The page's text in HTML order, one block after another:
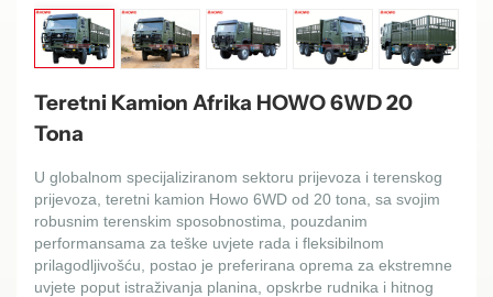
Teretni Kamion Afrika HOWO 6WD 20
Tona
U globalnom specijaliziranom sektoru prijevoza i terenskog
prijevoza, teretni kamion Howo 6WD od 20 tona, sa svojim
robusnim terenskim sposobnostima, pouzdanim
performansama za teške uvjete rada i fleksibilnom
prilagodljivošću, postao je preferirana oprema za ekstremne
uvjete poput istraživanja planina, opskrbe rudnika i hitnog